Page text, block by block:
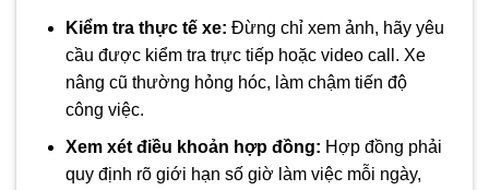
Kiểm tra thực tế xe: Đừng chỉ xem ảnh, hãy yêu
cầu được kiểm tra trực tiếp hoặc video call. Xe
nâng cũ thường hỏng hóc, làm chậm tiến độ
công việc.
Xem xét điều khoản hợp đồng: Hợp đồng phải
quy định rõ giới hạn số giờ làm việc mỗi ngày,